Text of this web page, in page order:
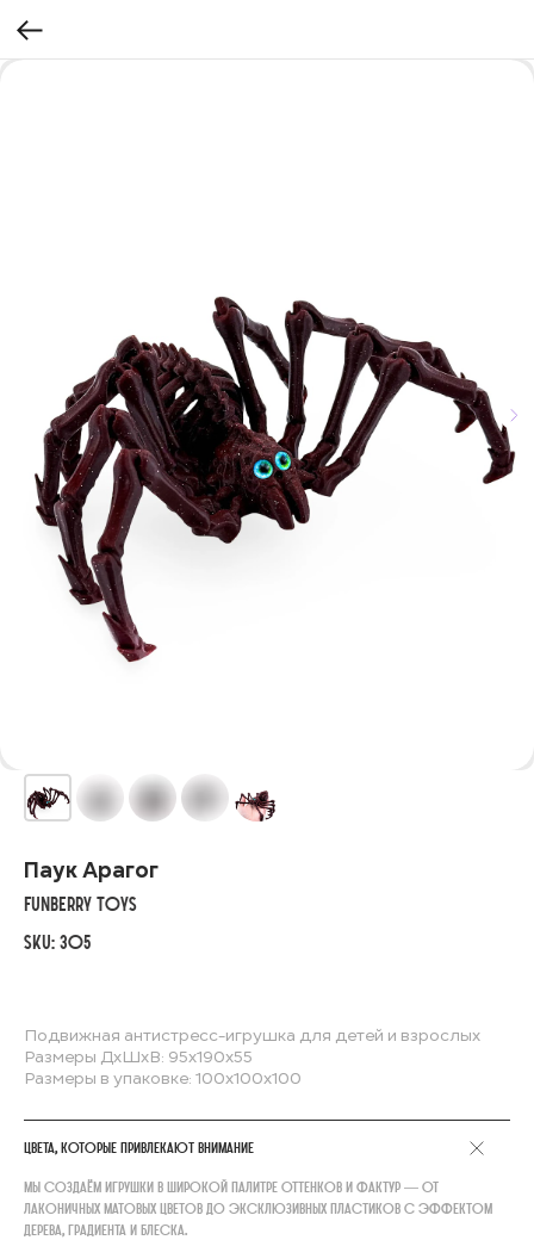
Паук Арагог
FunBerry Toys
SKU: 305
Подвижная антистресс-игрушка для детей и взрослых
Размеры ДхШхВ: 95х190х55
Размеры в упаковке: 100х100х100
Цвета, которые привлекают внимание
Мы создаём игрушки в широкой палитре оттенков и фактур — от
лаконичных матовых цветов до эксклюзивных пластиков с эффектом
дерева, градиента и блеска.